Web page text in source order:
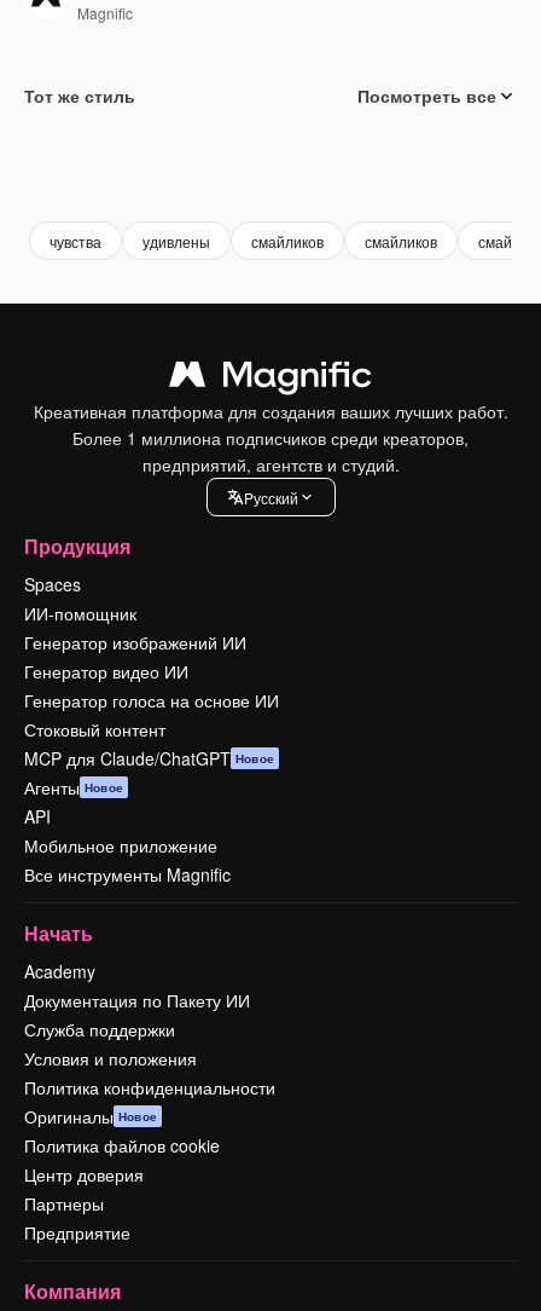
Magnific
Тот же стиль Посмотреть все
чувства удивлены смайликов смайликов
Креативная платформа для создания ваших лучших работ.
Более 1 миллиона подписчиков среди креаторов,
предприятий, агентств и студий.
Pусский
Продукция
Spaces
ИИ-помощник
Генератор изображений ИИ
Генератор видео ИИ
Генератор голоса на основе ИИ
Стоковый контент
MCP для Claude/ChatGPT Новое
Агенты Новое
API
Мобильное приложение
Все инструменты Magnific
Начать
Academy
Документация по Пакету ИИ
Служба поддержки
Условия и положения
Политика конфиденциальности
Оригиналы Новое
Политика файлов cookie
Центр доверия
Партнеры
Предприятие
Компания